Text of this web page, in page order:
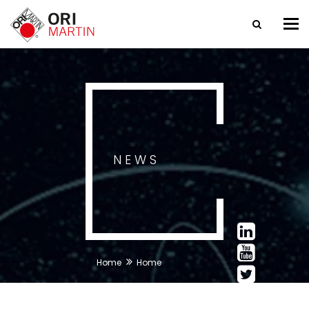
NEWS
Home Home